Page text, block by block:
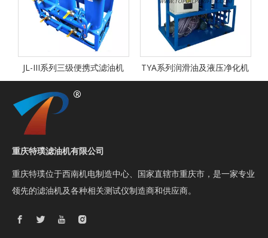
JL-III系列三级便携式滤油机 TYA系列润滑油及液压净化机
重庆特璞滤油机有限公司
重庆特璞位于西南机电制造中心、国家直辖市重庆市，是一家专业
领先的滤油机及各种相关测试仪制造商和供应商。